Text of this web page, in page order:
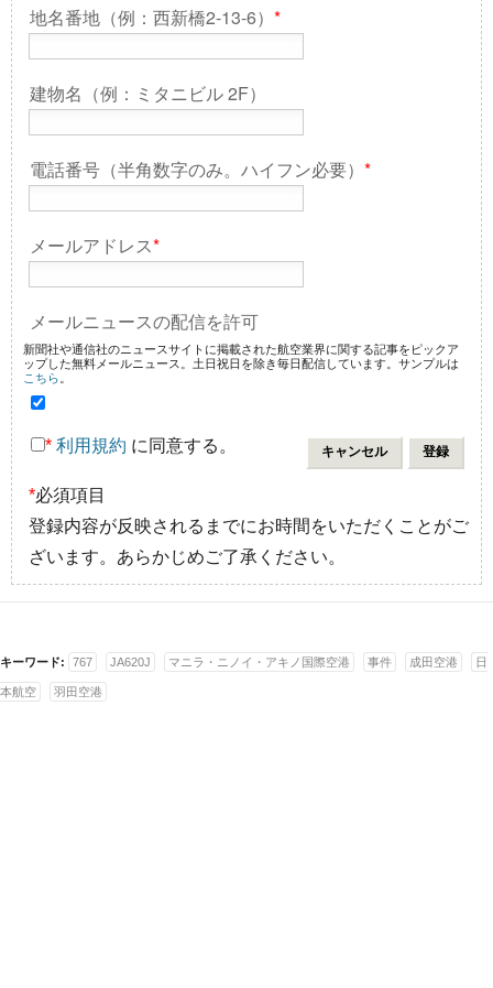
地名番地（例：西新橋2-13-6） *
建物名（例：ミタニビル 2F）
電話番号（半角数字のみ。ハイフン必要） *
メールアドレス*
メールニュースの配信を許可
新聞社や通信社のニュースサイトに掲載された航空業界に関する記事をピックア
ップした無料メールニュース。土日祝日を除き毎日配信しています。サンプルは
こちら
* 利用規約 に同意する。
*必須項目
登録内容が反映されるまでにお時間をいただくことがご
ざいます。あらかじめご了承ください。
キーワード: 767 JA620J マニラ・ニノイ・アキノ国際空港 事件 成田空港 日
本航空 羽田空港